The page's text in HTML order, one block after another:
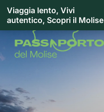
Viaggia lento, Vivi
autentico, Scopri il Molise